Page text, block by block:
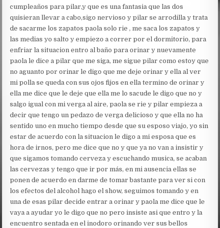
cumpleaños para pilar,y que es una fantasia que las dos
quisieran llevar a cabo,sigo nervioso y pilar se arrodilla y trata
de sacarme los zapatos paola solo rie , me saca los zapatos y
las medias yo salto y empiezo a correr por el dormitorio, para
enfriar la situacion entro al baño para orinar y nuevamente
paola le dice a pilar que me siga, me sigue pilar como estoy que
no aguanto por orinar le digo que me deje orinar y ella al ver
mi polla se queda con sus ojos fijos en ella termino de orinar y
ella me dice que le deje que ella me lo sacude le digo que no y
salgo igual con mi verga al aire, paola se rie y pilar empieza a
decir que tengo un pedazo de verga delicioso y que ella no ha
sentido uno en mucho tiempo desde que su esposo viajo, yo sin
estar de acuerdo con la situacion le digo a mi esposa que es
hora de irnos, pero me dice que no y que ya no van a insistir y
que sigamos tomando cerveza y escuchando musica, se acaban
las cervezas y tengo que ir por más, en mi ausencia ellas se
ponen de acuerdo en darme de tomar bastante para ver si con
los efectos del alcohol hago el show, seguimos tomando y en
una de esas pilar decide entrar a orinar y paola me dice que le
vaya a ayudar yo le digo que no pero insiste asi que entro y la
encuentro sentada en el inodoro orinando ver sus bellos